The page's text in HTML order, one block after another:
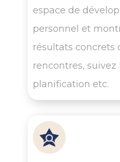
espace de
personnel et
résultats concrets
rencontres,
planification etc.